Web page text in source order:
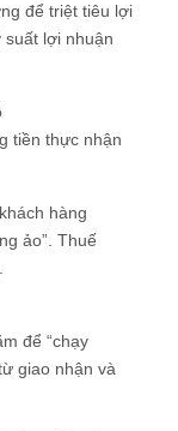
để triệt tiêu lợi
suất lợi nhuận
tiền thực nhận
hàng
ảo”. Thuế
để “chạy
giao nhận và